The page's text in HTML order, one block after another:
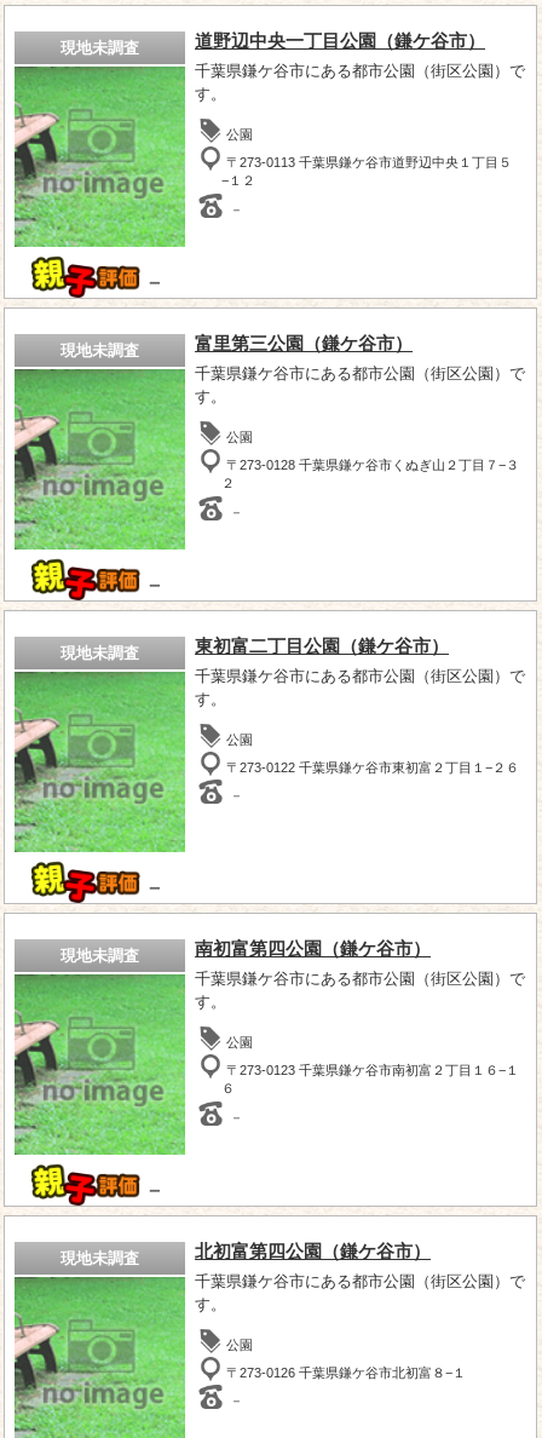
現地未調査
－
道野辺中央一丁目公園（鎌ケ谷市）
千葉県鎌ケ谷市にある都市公園（街区公園）で
す。
公園
〒273-0113 千葉県鎌ケ谷市道野辺中央１丁目５
−１２
－
現地未調査
－
富里第三公園（鎌ケ谷市）
千葉県鎌ケ谷市にある都市公園（街区公園）で
す。
公園
〒273-0128 千葉県鎌ケ谷市くぬぎ山２丁目７−３
２
－
現地未調査
－
東初富二丁目公園（鎌ケ谷市）
千葉県鎌ケ谷市にある都市公園（街区公園）で
す。
公園
〒273-0122 千葉県鎌ケ谷市東初富２丁目１−２６
－
現地未調査
－
南初富第四公園（鎌ケ谷市）
千葉県鎌ケ谷市にある都市公園（街区公園）で
す。
公園
〒273-0123 千葉県鎌ケ谷市南初富２丁目１６−１
６
－
現地未調査 北初富第四公園（鎌ケ谷市）
千葉県鎌ケ谷市にある都市公園（街区公園）で
す。
公園
〒273-0126 千葉県鎌ケ谷市北初富８−１
－